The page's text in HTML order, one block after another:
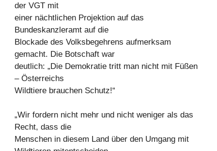
der VGT mit
einer nächtlichen Projektion auf das
Bundeskanzleramt auf die
Blockade des Volksbegehrens aufmerksam
gemacht. Die Botschaft war
deutlich: „Die Demokratie tritt man nicht mit Füßen
– Österreichs
Wildtiere brauchen Schutz!“
„Wir fordern nicht mehr und nicht weniger als das
Recht, dass die
Menschen in diesem Land über den Umgang mit